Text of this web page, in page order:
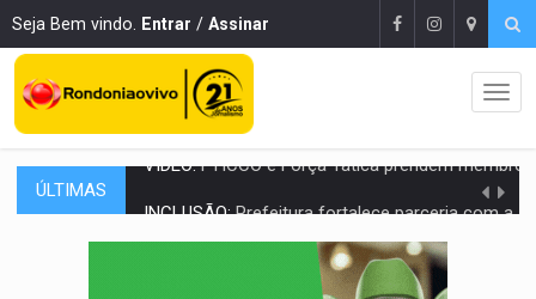
Seja Bem vindo. Entrar / Assinar
ÚLTIMAS Prefeitura fortalece parceria com a APAE para ampliar ações
DEFESA:Exército testa inovações no combate a drones durante
TEMAS SOCIOAMBIENTAIS:Em Itapuã do Oeste, CINEMAZÔNIA leva cinema